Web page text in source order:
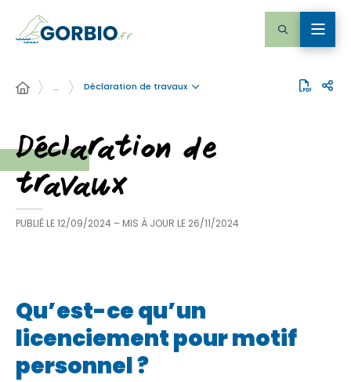
… Déclaration de travaux
Déclaration de
travaux
PUBLIÉ LE12/09/2024 – MIS À JOUR LE 26/11/2024
Qu’est-ce qu’un
licenciement pour motif
personnel ?